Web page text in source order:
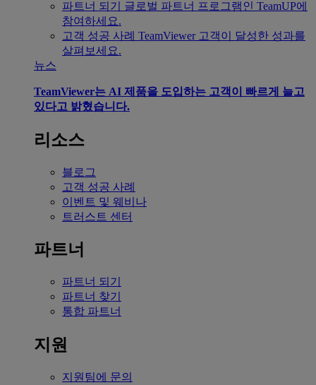
파트너 되기
글로벌 파트너 프로그램인 TeamUP에
참여하세요.
고객 성공 사례 TeamViewer 고객이 달성한 성과를
살펴보세요.
뉴스
TeamViewer는 AI 제품을 도입하는 고객이 빠르게 늘고
있다고 밝혔습니다.
리소스
블로그
고객 성공 사례
이벤트 및 웨비나
트러스트 센터
파트너
파트너 되기
파트너 찾기
통합 파트너
지원
지원팀에 문의